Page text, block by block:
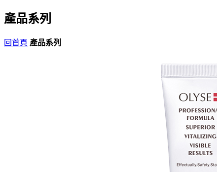
產品系列
回首頁 產品系列